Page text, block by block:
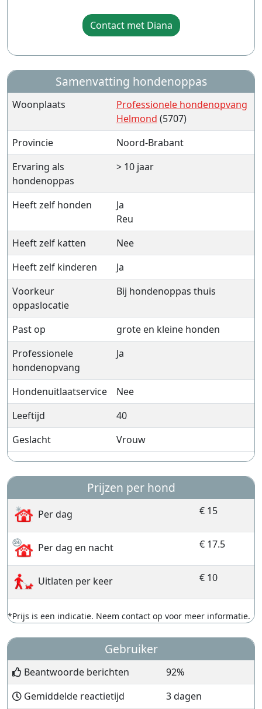
Contact met Diana
Samenvatting hondenoppas
Woonplaats
Professionele hondenopvang
Helmond (5707)
Provincie
Noord-Brabant
Ervaring als
hondenoppas
> 10 jaar
Heeft zelf honden
Ja
Reu
Heeft zelf katten
Nee
Heeft zelf kinderen
Ja
Voorkeur
oppaslocatie
Bij hondenoppas thuis
Past op
grote en kleine honden
Professionele
hondenopvang
Ja
Hondenuitlaatservice
Nee
Leeftijd
40
Geslacht
Vrouw
Prijzen per hond
Per dag € 15
Per dag en nacht € 17.5
Uitlaten per keer € 10
*Prijs is een indicatie. Neem contact op voor meer informatie.
Gebruiker
Beantwoorde berichten
92%
Gemiddelde reactietijd
3 dagen